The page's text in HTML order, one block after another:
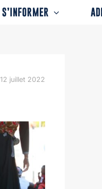
S’INFORMER
12 juillet 2022